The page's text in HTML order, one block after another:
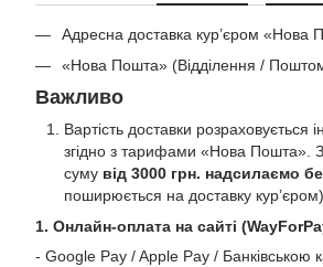
Адресна доставка кур’єром «Нова
«Нова Пошта» (Відділення /
Важливо
Вартість доставки розраховується
згідно з тарифами «Нова Пошта».
суму від 3000 грн. надсилаємо
поширюється на доставку курʼєром).
1. Онлайн-оплата на сайті
- Google Pay / Apple Pay / Банківською